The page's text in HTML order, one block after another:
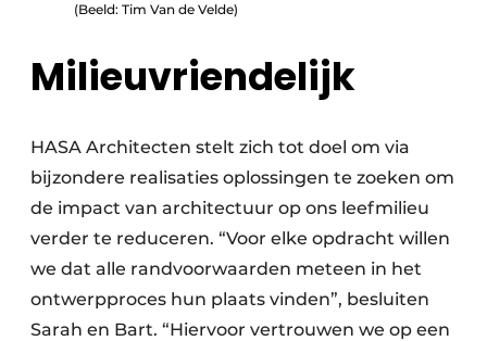
(Beeld: Tim Van de Velde)
Milieuvriendelijk
HASA Architecten stelt zich tot doel om via
bijzondere realisaties oplossingen te zoeken om
de impact van architectuur op ons leefmilieu
verder te reduceren. “Voor elke opdracht willen
we dat alle randvoorwaarden meteen in het
ontwerpproces hun plaats vinden”, besluiten
Sarah en Bart. “Hiervoor vertrouwen we op een